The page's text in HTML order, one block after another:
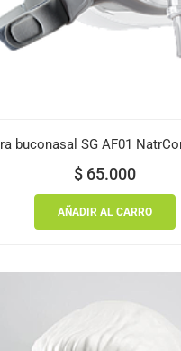
buconasal SG AF01
$ 65.000
AÑADIR AL CARRO